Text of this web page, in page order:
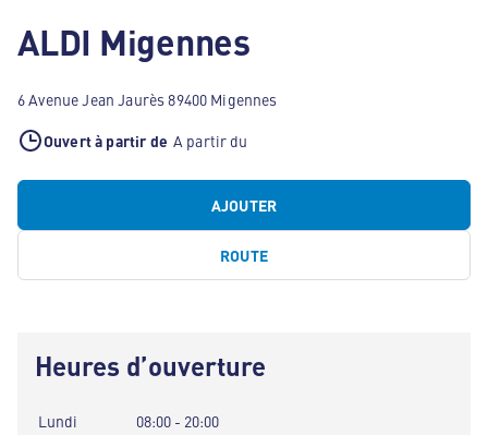
ALDI Migennes
6 Avenue Jean Jaurès 89400 Migennes
Ouvert à partir de A partir du
AJOUTER
ROUTE
Heures d’ouverture
Lundi
08:00 - 20:00